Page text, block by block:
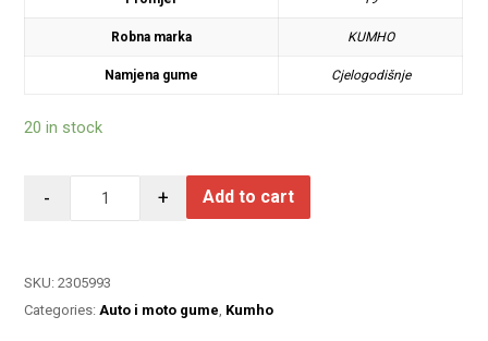
Robna marka KUMHO
Namjena gume Cjelogodišnje
20 in stock
- + Add to cart
SKU:2305993
Categories:Auto i moto gume, Kumho